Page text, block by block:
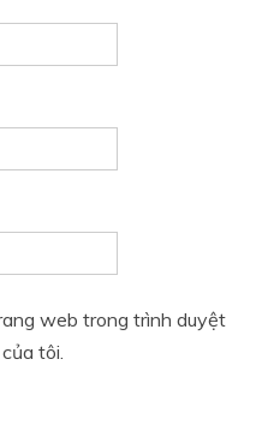
web trong trình duyệt
tôi.